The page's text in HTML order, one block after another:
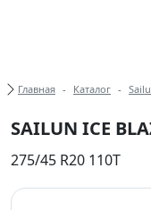
Купить
Хлебные
Главная Каталог
SAILUN ICE
275/45 R20 110T